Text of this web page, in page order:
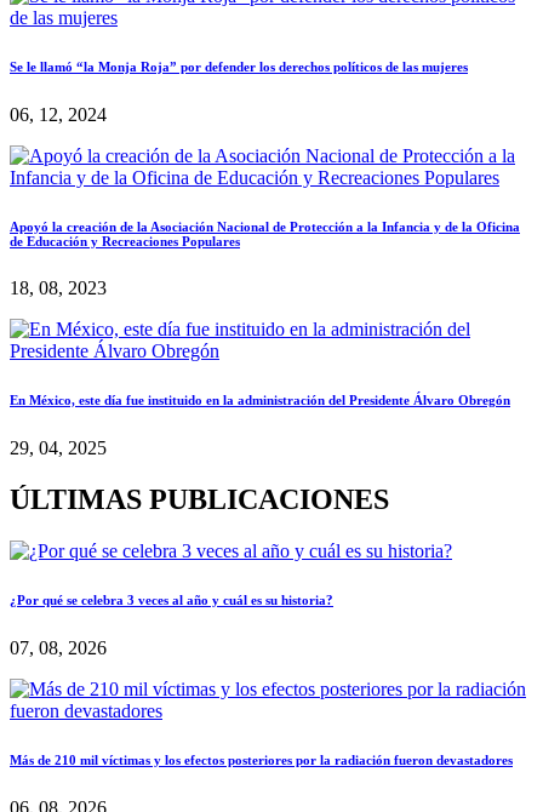
Se le llamó “la Monja Roja” por defender los derechos políticos de las mujeres
06, 12, 2024
Apoyó la creación de la Asociación Nacional de Protección a la Infancia y de la Oficina
de Educación y Recreaciones Populares
18, 08, 2023
En México, este día fue instituido en la administración del Presidente Álvaro Obregón
29, 04, 2025
ÚLTIMAS PUBLICACIONES
¿Por qué se celebra 3 veces al año y cuál es su historia?
07, 08, 2026
Más de 210 mil víctimas y los efectos posteriores por la radiación fueron devastadores
06, 08, 2026